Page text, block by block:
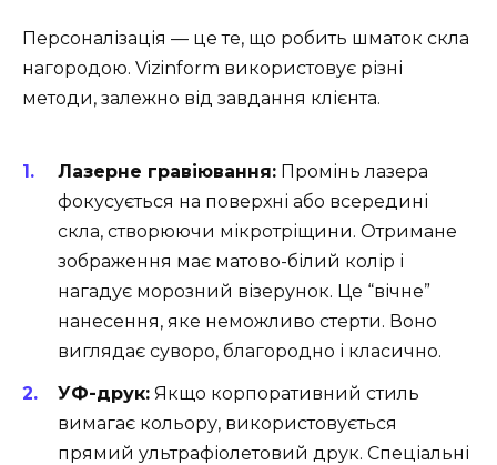
Персоналізація — це те, що робить шматок скла
нагородою. Vizinform використовує різні
методи, залежно від завдання клієнта.
Лазерне гравіювання: Промінь лазера
фокусується на поверхні або всередині
скла, створюючи мікротріщини. Отримане
зображення має матово-білий колір і
нагадує морозний візерунок. Це “вічне”
нанесення, яке неможливо стерти. Воно
виглядає суворо, благородно і класично.
УФ-друк: Якщо корпоративний стиль
вимагає кольору, використовується
прямий ультрафіолетовий друк. Спеціальні